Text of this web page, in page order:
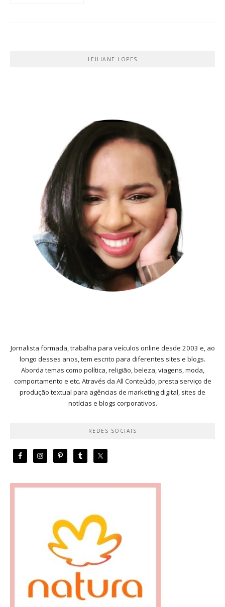
LEILIANE LOPES
Jornalista formada, trabalha para veículos online desde 2003 e, ao
longo desses anos, tem escrito para diferentes sites e blogs.
Aborda temas como política, religião, beleza, viagens, moda,
comportamento e etc. Através da All Conteúdo, presta serviço de
produção textual para agências de marketing digital, sites de
notícias e blogs corporativos.
REDES SOCIAIS